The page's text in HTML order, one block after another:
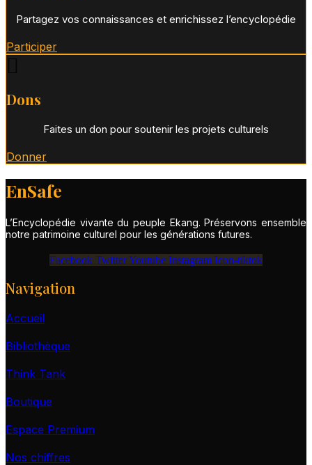
Partagez vos connaissances et enrichissez l’encyclopédie
Participer
Dons
Faites un don pour soutenir les projets culturels
Donner
EnSafe
L’Encyclopédie vivante du peuple Ekang. Préservons ensemble
notre patrimoine culturel pour les générations futures.
Facebook TwitterYoutube Instagram Icon-tiktok
Navigation
Accueil
Bibliothèque
Think Tank
Boutique
Espace Premium
Nos chiffres